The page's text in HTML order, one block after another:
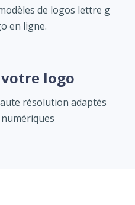
de logos lettre g
en ligne.
logo
résolution adaptés